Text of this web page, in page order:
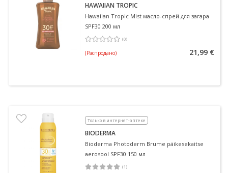
HAWAIIAN TROPIC
Hawaiian Tropic Mist масло-спрей для загара
SPF30 200 мл
(0)
Средняя оценка 0.00
(Распродано) 21,99 €
Только в интернет-аптеке
BIODERMA
Bioderma Photoderm Brume päikesekaitse
aerosool SPF30 150 мл
(1)
Средняя оценка 5.00